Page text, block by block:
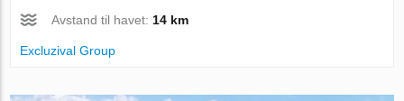
Avstand til havet:14 km
Excluzival Group